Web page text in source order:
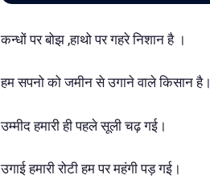
कन्धों पर बोझ ,हाथो पर गहरे निशान है ।
हम सपनो को जमीन से उगाने वाले किसान है।
उम्मीद हमारी ही पहले सूली चढ़ गई।
उगाई हमारी रोटी हम पर महंगी पड़ गई।